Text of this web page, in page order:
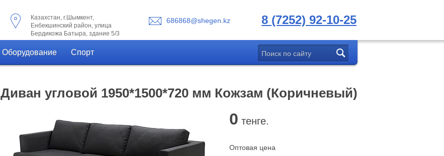
Казахстан, г.Шымкент,
Енбекшинский район, улица
Бердикожа Батыра, здание 5/3
686868@shegen.kz 8 (7252) 92-10-25
Оборудование Спорт
Диван угловой 1950*1500*720 мм Кожзам (Коричневый)
0 тенге.
Оптовая цена